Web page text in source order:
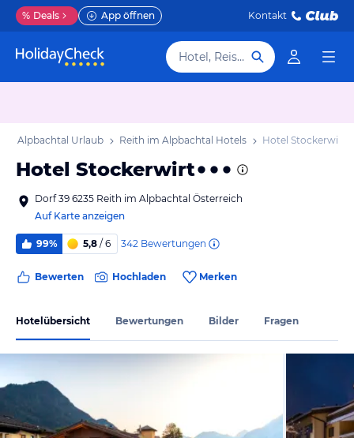
% Deals App öffnen Kontakt
Hotel, Reiseziel
im Alpbachtal Urlaub Reith im Alpbachtal Hotels Hotel Stockerwirt
Hotel Stockerwirt
Dorf 39 6235 Reith im Alpbachtal Österreich
Auf Karte anzeigen
99% 5,8 / 6 342 Bewertungen
Bewerten Hochladen Merken
Hotelübersicht Bewertungen Bilder Fragen